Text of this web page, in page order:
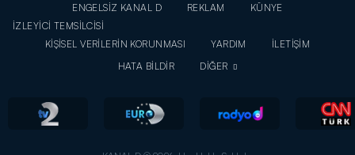
ENGELSİZ KANAL D REKLAM
KÜNYE
İZLEYİCİ TEMSİLCİSİ
KİŞİSEL VERİLERİN KORUNMASI
YARDIM
İLETİŞİM
HATA BİLDİR
DİĞER